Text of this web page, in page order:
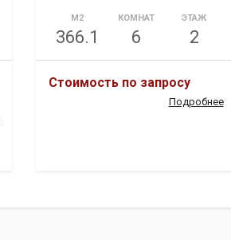
М2
366.1
КОМНАТ
6
ЭТАЖ
2
Стоимость по запросу
Подробнее